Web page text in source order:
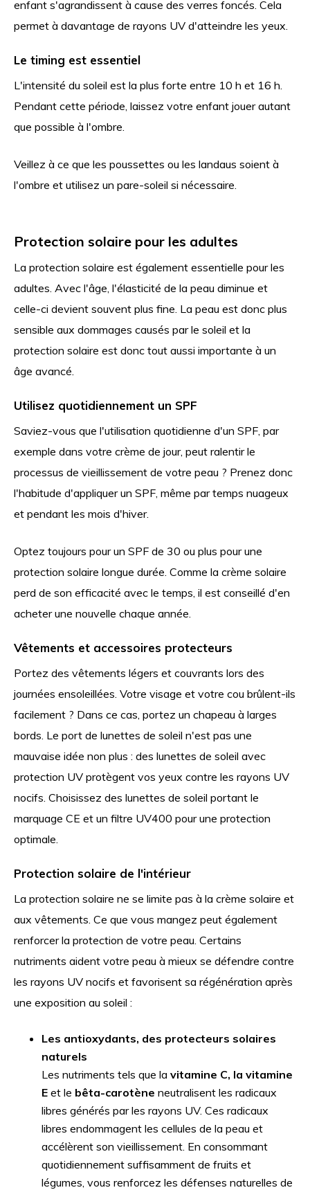
enfant s'agrandissent à cause des verres foncés. Cela
permet à davantage de rayons UV d'atteindre les yeux.
Le timing est essentiel
L'intensité du soleil est la plus forte entre 10 h et 16 h.
Pendant cette période, laissez votre enfant jouer autant
que possible à l'ombre.
Veillez à ce que les poussettes ou les landaus soient à
l'ombre et utilisez un pare-soleil si nécessaire.
Protection solaire pour les adultes
La protection solaire est également essentielle pour les
adultes. Avec l'âge, l'élasticité de la peau diminue et
celle-ci devient souvent plus fine. La peau est donc plus
sensible aux dommages causés par le soleil et la
protection solaire est donc tout aussi importante à un
âge avancé.
Utilisez quotidiennement un SPF
Saviez-vous que l'utilisation quotidienne d'un SPF, par
exemple dans votre crème de jour, peut ralentir le
processus de vieillissement de votre peau ? Prenez donc
l'habitude d'appliquer un SPF, même par temps nuageux
et pendant les mois d'hiver.
Optez toujours pour un SPF de 30 ou plus pour une
protection solaire longue durée. Comme la crème solaire
perd de son efficacité avec le temps, il est conseillé d'en
acheter une nouvelle chaque année.
Vêtements et accessoires protecteurs
Portez des vêtements légers et couvrants lors des
journées ensoleillées. Votre visage et votre cou brûlent-ils
facilement ? Dans ce cas, portez un chapeau à larges
bords. Le port de lunettes de soleil n'est pas une
mauvaise idée non plus : des lunettes de soleil avec
protection UV protègent vos yeux contre les rayons UV
nocifs. Choisissez des lunettes de soleil portant le
marquage CE et un filtre UV400 pour une protection
optimale.
Protection solaire de l'intérieur
La protection solaire ne se limite pas à la crème solaire et
aux vêtements. Ce que vous mangez peut également
renforcer la protection de votre peau. Certains
nutriments aident votre peau à mieux se défendre contre
les rayons UV nocifs et favorisent sa régénération après
une exposition au soleil :
Les antioxydants, des protecteurs solaires
naturels
Les nutriments tels que la vitamine C, la vitamine
E et le bêta-carotène neutralisent les radicaux
libres générés par les rayons UV. Ces radicaux
libres endommagent les cellules de la peau et
accélèrent son vieillissement. En consommant
quotidiennement suffisamment de fruits et
légumes, vous renforcez les défenses naturelles de